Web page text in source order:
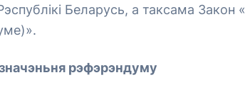
Беларусь, а таксама
рэфэрэндуму